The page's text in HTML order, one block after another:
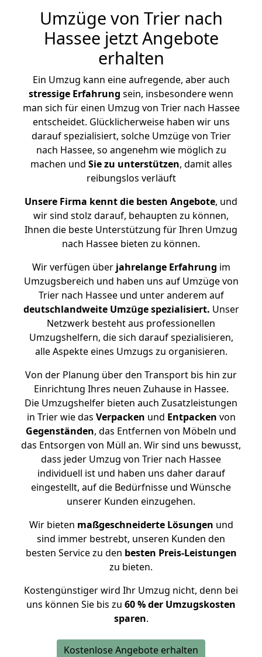
Umzüge von Trier nach
Hassee jetzt Angebote
erhalten
Ein Umzug kann eine aufregende, aber auch
stressige Erfahrung sein, insbesondere wenn
man sich für einen Umzug von Trier nach Hassee
entscheidet. Glücklicherweise haben wir uns
darauf spezialisiert, solche Umzüge von Trier
nach Hassee, so angenehm wie möglich zu
machen und Sie zu unterstützen, damit alles
reibungslos verläuft
Unsere Firma kennt die besten Angebote, und
wir sind stolz darauf, behaupten zu können,
Ihnen die beste Unterstützung für Ihren Umzug
nach Hassee bieten zu können.
Wir verfügen überjahrelange Erfahrung im
Umzugsbereich und haben uns auf Umzüge von
Trier nach Hassee und unter anderem auf
deutschlandweite Umzüge spezialisiert. Unser
Netzwerk besteht aus professionellen
Umzugshelfern, die sich darauf spezialisieren,
alle Aspekte eines Umzugs zu organisieren.
Von der Planung über den Transport bis hin zur
Einrichtung Ihres neuen Zuhause in Hassee.
Die Umzugshelfer bieten auch Zusatzleistungen
in Trier wie das Verpacken und Entpacken von
Gegenständen, das Entfernen von Möbeln und
das Entsorgen von Müll an. Wir sind uns bewusst,
dass jeder Umzug von Trier nach Hassee
individuell ist und haben uns daher darauf
eingestellt, auf die Bedürfnisse und Wünsche
unserer Kunden einzugehen.
Wir bieten maßgeschneiderte Lösungen und
sind immer bestrebt, unseren Kunden den
besten Service zu den besten Preis-Leistungen
zu bieten.
Kostengünstiger wird Ihr Umzug nicht, denn bei
uns können Sie bis zu 60 % der Umzugskosten
sparen.
Kostenlose Angebote erhalten